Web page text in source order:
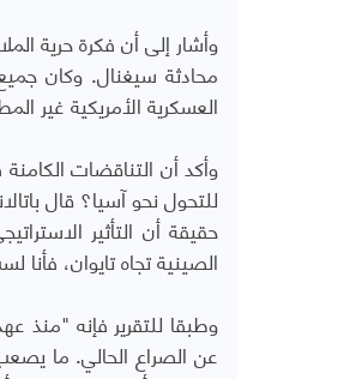
وأشار إلى أن فكرة حرية
محادثة سيغنال. وكان
العسكرية الأمريكية غير
وأكد أن التناقضات
للتحول نحو آسيا؟ قال
حقيقة أن التأثير
الصينية تجاه تايوان،
وطبقا للتقرير فإنه "منذ
عن الصراع الحالي. ما